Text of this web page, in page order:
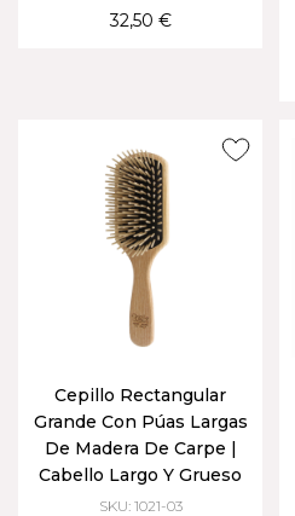
32,50 €
Cepillo Rectangular
Grande Con Púas Largas
De Madera De Carpe |
Cabello Largo Y Grueso
SKU: 1021-03